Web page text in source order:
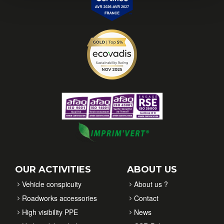
OUR ACTIVITIES
Vehicle conspicuity
Roadworks accessories
High visibility PPE
ABOUT US
About us ?
Contact
News